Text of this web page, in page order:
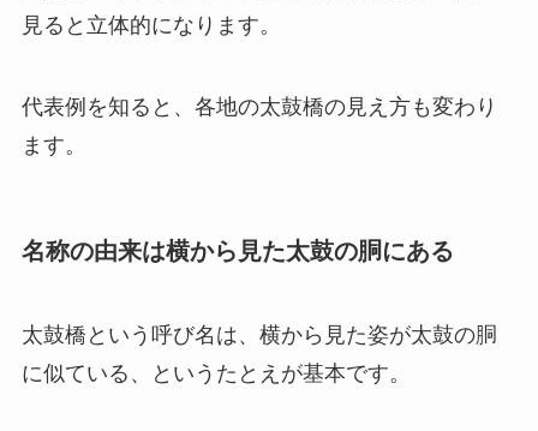
見ると立体的になります。
代表例を知ると、各地の太鼓橋の見え方も変わり
ます。
名称の由来は横から見た太鼓の胴にある
太鼓橋という呼び名は、横から見た姿が太鼓の胴
に似ている、というたとえが基本です。